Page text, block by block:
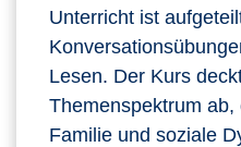
Unterricht ist
Lesen. Der Kurs
Themenspektrum ab,
Familie und soziale